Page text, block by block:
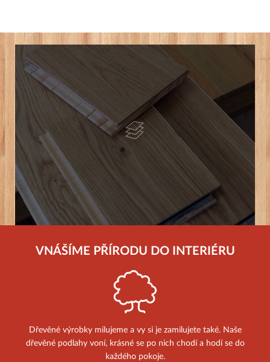
VNÁŠÍME PŘÍRODU DO INTERIÉRU
Dřevěné výrobky milujeme a vy si je zamilujete také. Naše
dřevěné podlahy voní, krásné se po nich chodí a hodí se do
každého pokoje.